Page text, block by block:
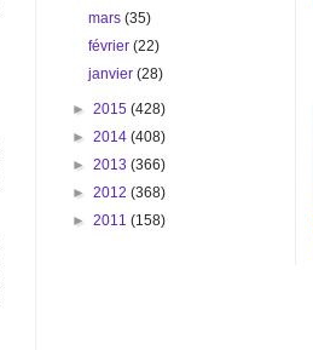
mars(35)
février(22)
janvier(28)
► 2015 (428)
► 2014 (408)
► 2013 (366)
► 2012 (368)
► 2011 (158)